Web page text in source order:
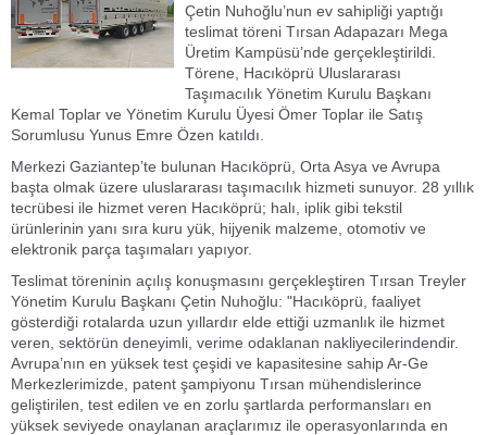
Çetin Nuhoğlu’nun ev sahipliği yaptığı
teslimat töreni Tırsan Adapazarı Mega
Üretim Kampüsü’nde gerçekleştirildi.
Törene, Hacıköprü Uluslararası
Taşımacılık Yönetim Kurulu Başkanı
Kemal Toplar ve Yönetim Kurulu Üyesi Ömer Toplar ile Satış
Sorumlusu Yunus Emre Özen katıldı.
Merkezi Gaziantep’te bulunan Hacıköprü, Orta Asya ve Avrupa
başta olmak üzere uluslararası taşımacılık hizmeti sunuyor. 28 yıllık
tecrübesi ile hizmet veren Hacıköprü; halı, iplik gibi tekstil
ürünlerinin yanı sıra kuru yük, hijyenik malzeme, otomotiv ve
elektronik parça taşımaları yapıyor.
Teslimat töreninin açılış konuşmasını gerçekleştiren Tırsan Treyler
Yönetim Kurulu Başkanı Çetin Nuhoğlu: "Hacıköprü, faaliyet
gösterdiği rotalarda uzun yıllardır elde ettiği uzmanlık ile hizmet
veren, sektörün deneyimli, verime odaklanan nakliyecilerindendir.
Avrupa’nın en yüksek test çeşidi ve kapasitesine sahip Ar-Ge
Merkezlerimizde, patent şampiyonu Tırsan mühendislerince
geliştirilen, test edilen ve en zorlu şartlarda performansları en
yüksek seviyede onaylanan araçlarımız ile operasyonlarında en